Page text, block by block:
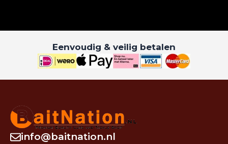
Eenvoudig & veilig betalen
info@baitnation.nl